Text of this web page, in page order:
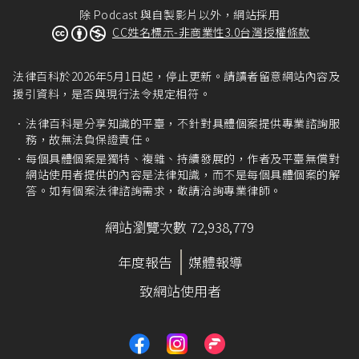
除 Podcast 與自製影片以外，網站採用
CC姓名標示-非商業性3.0台灣授權條款
法律百科於2026年5月1日起，停止更新。請讀者留意網站內容及
援引資料，是否與現行法令規定相符。
法律百科是分享知識的平臺，不針對具體個案提供專業諮詢服
務，故無法負保證責任。
每個具體個案是獨特、複雜、持續發展的，作者及平臺無償對
網站使用者提供的內容是法律知識，而不是每個具體個案的解
答。如有個案法律諮詢需求，敬請洽詢專業律師。
網站瀏覽次數 72,938,779
年度報告
媒體報導
致網站使用者